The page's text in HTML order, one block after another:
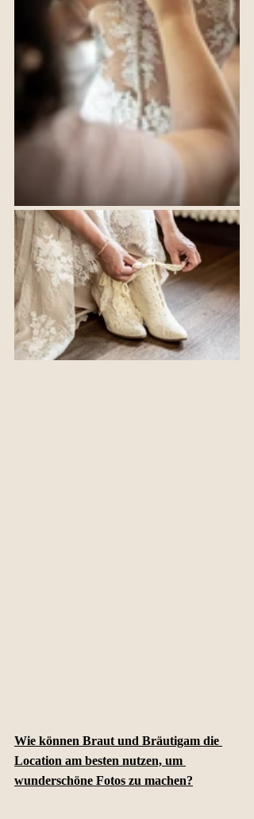
Wie können Braut und Bräutigam die
Location am besten nutzen, um
wunderschöne Fotos zu machen?